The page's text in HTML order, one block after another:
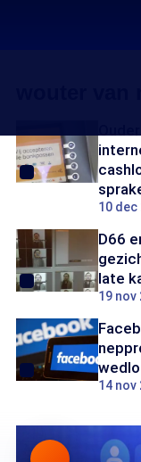
10 dec
D66
late
19 nov
14 nov